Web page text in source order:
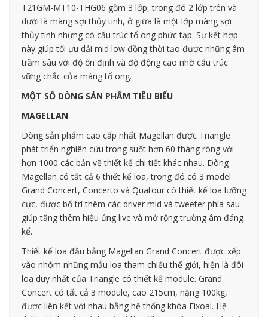
T21GM-MT10-THG06 gồm 3 lớp, trong đó 2 lớp trên và
dưới là màng sợi thủy tinh, ở giữa là một lớp màng sợi
thủy tinh nhưng có cấu trúc tổ ong phức tạp. Sự kết hợp
này giúp tối ưu dải mid low đồng thời tạo được những âm
trầm sâu với độ ổn định và độ động cao nhờ cấu trúc
vững chắc của màng tổ ong.
MỘT SỐ DÒNG SẢN PHẨM TIÊU BIỂU
MAGELLAN
Dòng sản phẩm cao cấp nhất Magellan được Triangle
phát triển nghiên cứu trong suốt hơn 60 tháng ròng với
hơn 1000 các bản vẽ thiết kế chi tiết khác nhau. Dòng
Magellan có tất cả 6 thiết kế loa, trong đó có 3 model
Grand Concert, Concerto và Quatour có thiết kế loa lưỡng
cực, được bố trí thêm các driver mid và tweeter phía sau
giúp tăng thêm hiệu ứng live và mở rộng trường âm đáng
kể.
Thiết kế loa đầu bảng Magellan Grand Concert được xếp
vào nhóm những mẫu loa tham chiếu thế giới, hiện là đôi
loa duy nhất của Triangle có thiết kế module. Grand
Concert có tất cả 3 module, cao 215cm, nặng 100kg,
được liên kết với nhau bằng hệ thống khóa Fixoal. Hệ